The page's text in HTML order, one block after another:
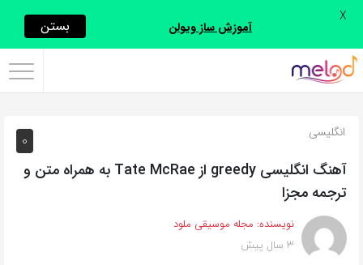
اشتراک
با
روش‌های
زیر
این
صفحه
0 انگلیسی
آهنگ انگلیسی greedy از Tate McRae به همراه متن و
ترجمه مجزا
نویسنده: مجله موسیقی ملود
3 سال پیش
آموزش ساز ویولن بستن X